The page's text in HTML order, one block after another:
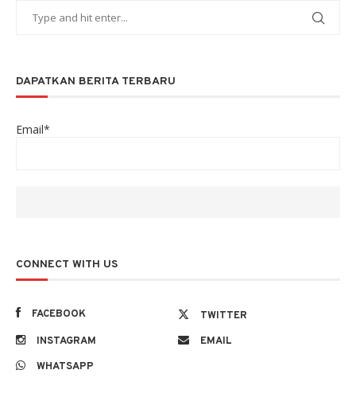
DAPATKAN BERITA TERBARU
Email*
CONNECT WITH US
FACEBOOK
TWITTER
INSTAGRAM
EMAIL
WHATSAPP